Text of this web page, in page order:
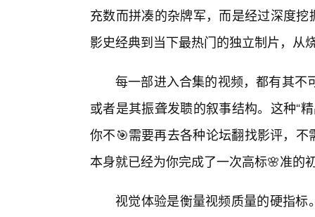
充数而拼凑的杂牌军，而是经过深度
影史经典到当下最热门的独立制片，从
每一部进入合集的视频，都有其不
或者是其振聋发聩的叙事结构。这种“
你不🎯需要再去各种论坛翻找影评，不
本身就已经为你完成了一次高标🌸准的
视觉体验是衡量视频质量的硬指标